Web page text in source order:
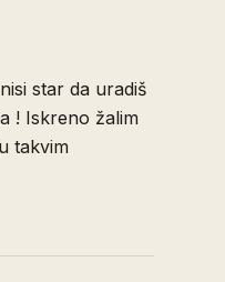
star da uradiš
! Iskreno žalim
takvim